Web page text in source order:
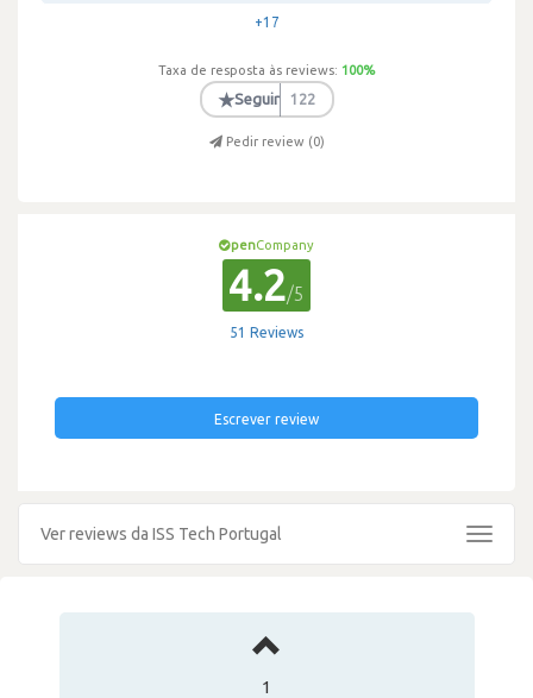
+17
Taxa de resposta às reviews: 100%
★Seguir 122
Pedir review (0)
penCompany
4.2/5
51 Reviews
Escrever review
Ver reviews da ISS Tech Portugal
Toggle
1